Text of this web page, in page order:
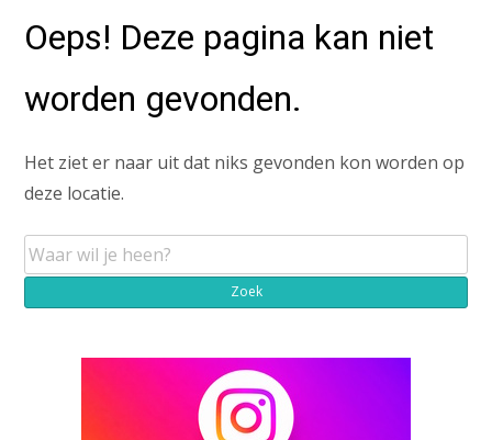
Oeps! Deze pagina kan niet
worden gevonden.
Het ziet er naar uit dat niks gevonden kon worden op
deze locatie.